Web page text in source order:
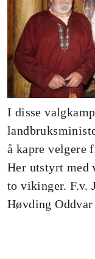
I disse
å kapre velgere
Her utstyrt med
to vikinger. F.v.
Høvding Oddvar